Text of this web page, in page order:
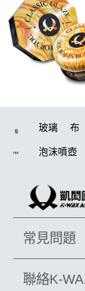
搜
Hot
玻璃 布
泡沫噴壺
洗車 美
風 刷子
常見問題
聯絡K-